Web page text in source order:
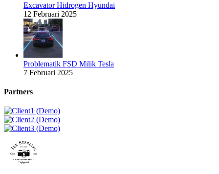
Excavator Hidrogen Hyundai
12 Februari 2025
Problematik FSD Milik Tesla
7 Februari 2025
Partners